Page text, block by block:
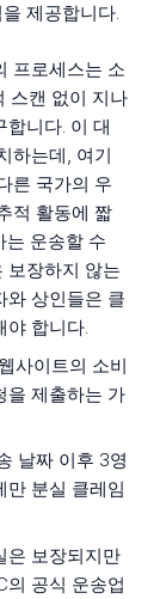
제공합니다.
프로세스는 소
스캔 없이 지나
니다. 이 대
하는데, 여기
른 국가의 우
적 활동에 짧
는 운송할 수
보장하지 않는
와 상인들은 클
야 합니다.
사이트의 소비
을 제출하는 가
날짜 이후 3영
만 분실 클레임
은 보장되지만
의 공식 운송업